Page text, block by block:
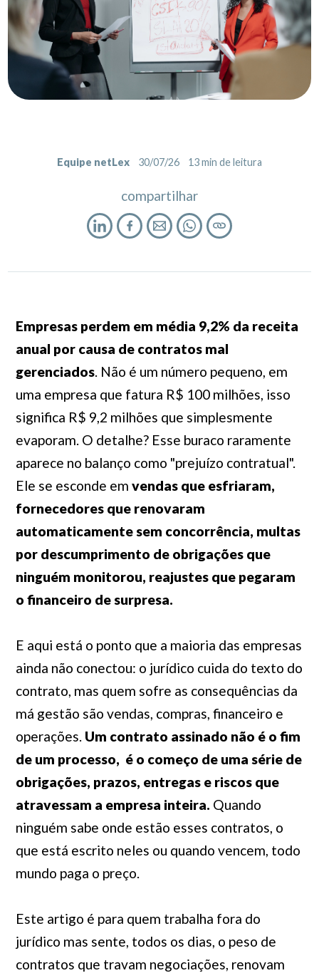
Equipe netLex 30/07/26 13min de leitura
compartilhar
Empresas perdem em média 9,2% da receita
anual por causa de contratos mal
gerenciados. Não é um número pequeno, em
uma empresa que fatura R$ 100 milhões, isso
significa R$ 9,2 milhões que simplesmente
evaporam. O detalhe? Esse buraco raramente
aparece no balanço como "prejuízo contratual".
Ele se esconde em vendas que esfriaram,
fornecedores que renovaram
automaticamente sem concorrência, multas
por descumprimento de obrigações que
ninguém monitorou, reajustes que pegaram
o financeiro de surpresa.
E aqui está o ponto que a maioria das empresas
ainda não conectou: o jurídico cuida do texto do
contrato, mas quem sofre as consequências da
má gestão são vendas, compras, financeiro e
operações. Um contrato assinado não é o fim
de um processo, é o começo de uma série de
obrigações, prazos, entregas e riscos que
atravessam a empresa inteira. Quando
ninguém sabe onde estão esses contratos, o
que está escrito neles ou quando vencem, todo
mundo paga o preço.
Este artigo é para quem trabalha fora do
jurídico mas sente, todos os dias, o peso de
contratos que travam negociações, renovam